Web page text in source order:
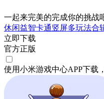
一起来完美的完成你的挑战
休闲益智卡通竖屏多玩法合
立即下载
官方正版
使用小米游戏中心APP下载